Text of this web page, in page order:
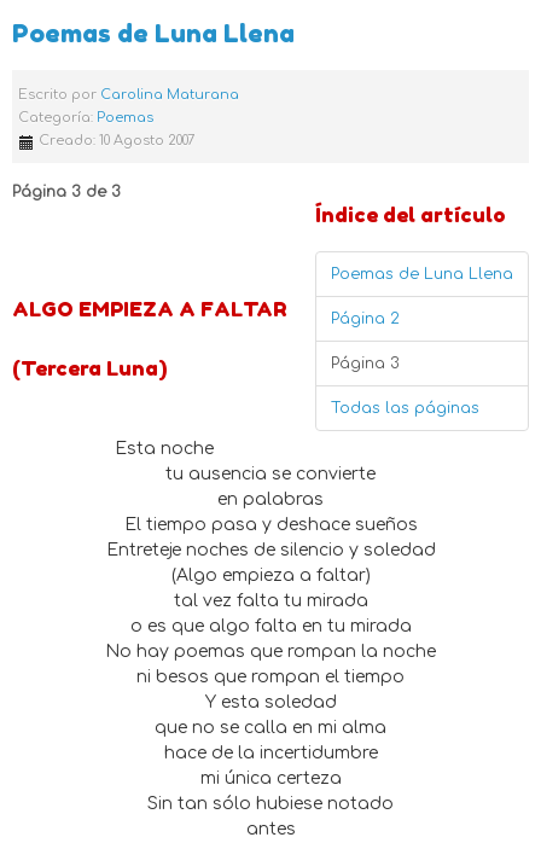
Poemas de Luna Llena
Escrito por Carolina Maturana
Categoría: Poemas
Creado: 10 Agosto 2007
Índice del artículo
Poemas de Luna Llena
Página 2
Página 3
Todas las páginas
Página 3 de 3
ALGO EMPIEZA A FALTAR
(Tercera Luna)
Esta noche
tu ausencia se convierte
en palabras
El tiempo pasa y deshace sueños
Entreteje noches de silencio y soledad
(Algo empieza a faltar)
tal vez falta tu mirada
o es que algo falta en tu mirada
No hay poemas que rompan la noche
ni besos que rompan el tiempo
Y esta soledad
que no se calla en mi alma
hace de la incertidumbre
mi única certeza
Sin tan sólo hubiese notado
antes